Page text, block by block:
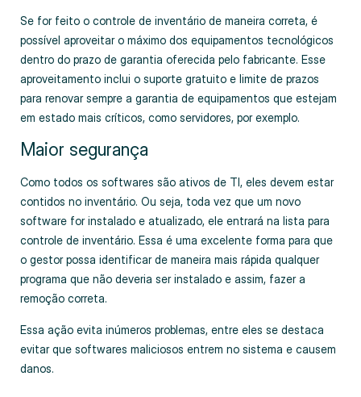
Se for feito o controle de inventário de maneira correta, é
possível aproveitar o máximo dos equipamentos tecnológicos
dentro do prazo de garantia oferecida pelo fabricante. Esse
aproveitamento inclui o suporte gratuito e limite de prazos
para renovar sempre a garantia de equipamentos que estejam
em estado mais críticos, como servidores, por exemplo.
Maior segurança
Como todos os softwares são ativos de TI, eles devem estar
contidos no inventário. Ou seja, toda vez que um novo
software for instalado e atualizado, ele entrará na lista para
controle de inventário. Essa é uma excelente forma para que
o gestor possa identificar de maneira mais rápida qualquer
programa que não deveria ser instalado e assim, fazer a
remoção correta.
Essa ação evita inúmeros problemas, entre eles se destaca
evitar que softwares maliciosos entrem no sistema e causem
danos.